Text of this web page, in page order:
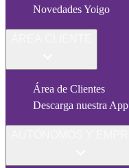
Novedades Yoigo
Área de Clientes
Descarga nuestra App